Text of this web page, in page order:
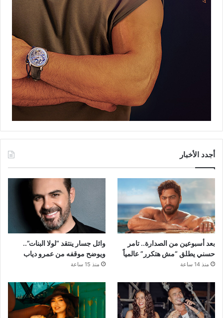
أجدد الأخبار
بعد أسبوعين من الصدارة.. تامر
حسني يطلق “مش هتكرر” عالمياً
منذ 14 ساعة
وائل جسار ينتقد “لولا البنات”..
ويوضح موقفه من عمرو دياب
منذ 15 ساعة